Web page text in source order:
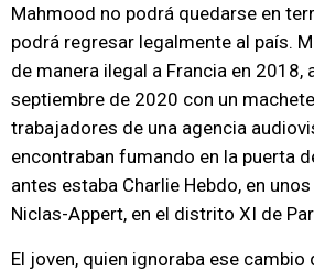
Mahmood no podrá quedarse en
podrá regresar legalmente al país.
de manera ilegal a Francia en 2018,
septiembre de 2020 con un
trabajadores de una agencia
encontraban fumando en la puerta
antes estaba Charlie Hebdo, en
Niclas-Appert, en el distrito XI de
El joven, quien ignoraba ese